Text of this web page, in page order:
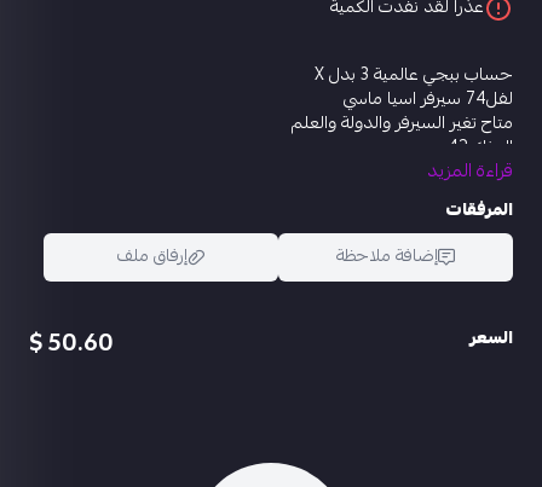
حساب ببجي عالمية 3 بدل X
لفل74 سيرفر اسيا ماسي
متاح تغير السيرفر والدولة والعلم
المثك 42
مختبر التطوير 10
ام سڤن الفرس الصغير كل مسج
يو ام بي انفجار 8 بت كل مسج
دبس سيدة النمور كل مسج
يوزي لحظات رومانسية لفل3
بيزون المقاتل الليلي لفل2
كار قطتي الجميلة لفل1
قراءة المزيد
المرفقات
إضافة ملاحظة
إرفاق ملف
السعر 50.60 $